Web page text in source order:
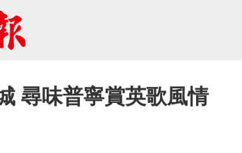
尋味普寧賞英歌風情